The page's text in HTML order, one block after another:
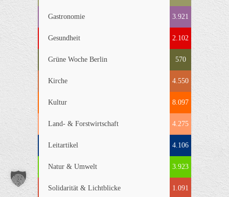
Gastronomie 3.921
Gesundheit 2.102
Grüne Woche Berlin 570
Kirche 4.550
Kultur 8.097
Land- & Forstwirtschaft 4.275
Leitartikel 4.106
Natur & Umwelt 3.923
Solidarität & Lichtblicke 1.091